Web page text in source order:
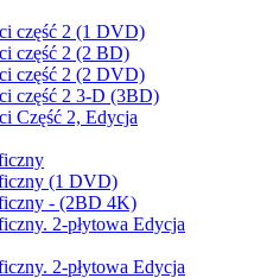
część 2 (1 DVD)
część 2 (2 BD)
część 2 (2 DVD)
część 2 3-D (3BD)
Część 2, Edycja
(1 DVD)
- (2BD 4K)
2-płytowa Edycja
2-płytowa Edycja